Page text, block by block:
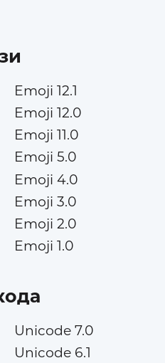
Emoji 12.1
Emoji 12.0
Emoji 11.0
Emoji 5.0
Emoji 4.0
Emoji 3.0
Emoji 2.0
Emoji 1.0
Unicode 7.0
Unicode 6.1